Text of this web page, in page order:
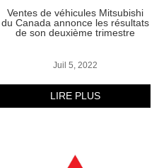
Ventes de véhicules Mitsubishi
du Canada annonce les résultats
de son deuxième trimestre
Juil 5, 2022
LIRE PLUS